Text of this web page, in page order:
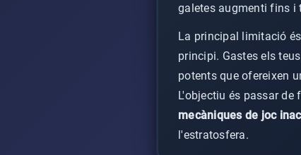
galetes augmenti fins i
La principal limitació
principi. Gastes els
potents que ofereixen
L'objectiu és passar
mecàniques de joc
l'estratosfera.